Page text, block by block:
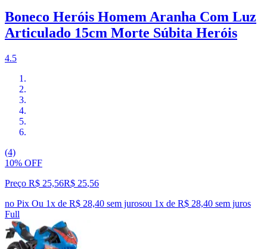
Boneco Heróis Homem Aranha Com Luz
Articulado 15cm Morte Súbita Heróis
4.5
(4)
10% OFF
Preço R$ 25,56R$ 25,56
no Pix Ou 1x de R$ 28,40 sem jurosou 1x de R$ 28,40 sem juros
Full